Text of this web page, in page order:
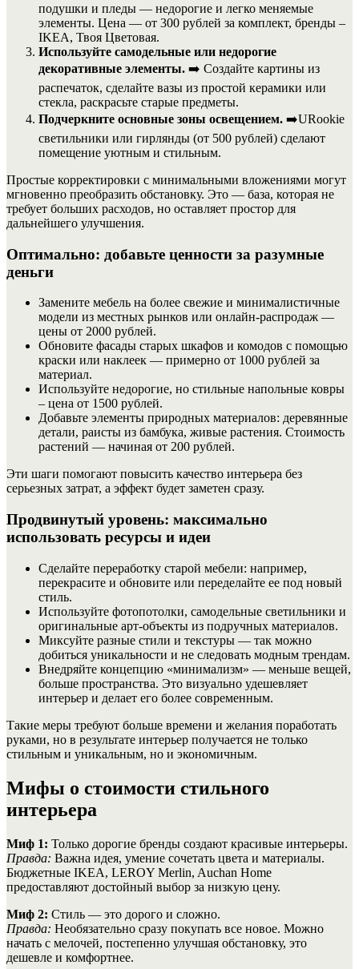
подушки и пледы — недорогие и легко меняемые
элементы. Цена — от 300 рублей за комплект, бренды –
IKEA, Твоя Цветовая.
Используйте самодельные или недорогие
декоративные элементы. ➡️ Создайте картины из
распечаток, сделайте вазы из простой керамики или
стекла, раскрасьте старые предметы.
Подчеркните основные зоны освещением. ➡️URookie
светильники или гирлянды (от 500 рублей) сделают
помещение уютным и стильным.
Простые корректировки с минимальными вложениями могут
мгновенно преобразить обстановку. Это — база, которая не
требует больших расходов, но оставляет простор для
дальнейшего улучшения.
Оптимально: добавьте ценности за разумные
деньги
Замените мебель на более свежие и минималистичные
модели из местных рынков или онлайн-распродаж —
цены от 2000 рублей.
Обновите фасады старых шкафов и комодов с помощью
краски или наклеек — примерно от 1000 рублей за
материал.
Используйте недорогие, но стильные напольные ковры
– цена от 1500 рублей.
Добавьте элементы природных материалов: деревянные
детали, раисты из бамбука, живые растения. Стоимость
растений — начиная от 200 рублей.
Эти шаги помогают повысить качество интерьера без
серьезных затрат, а эффект будет заметен сразу.
Продвинутый уровень: максимально
использовать ресурсы и идеи
Сделайте переработку старой мебели: например,
перекрасите и обновите или переделайте ее под новый
стиль.
Используйте фотопотолки, самодельные светильники и
оригинальные арт-объекты из подручных материалов.
Миксуйте разные стили и текстуры — так можно
добиться уникальности и не следовать модным трендам.
Внедряйте концепцию «минимализм» — меньше вещей,
больше пространства. Это визуально удешевляет
интерьер и делает его более современным.
Такие меры требуют больше времени и желания поработать
руками, но в результате интерьер получается не только
стильным и уникальным, но и экономичным.
Мифы о стоимости стильного
интерьера
Миф 1: Только дорогие бренды создают красивые интерьеры.
Правда: Важна идея, умение сочетать цвета и материалы.
Бюджетные IKEA, LEROY Merlin, Auchan Home
предоставляют достойный выбор за низкую цену.
Миф 2: Стиль — это дорого и сложно.
Правда: Необязательно сразу покупать все новое. Можно
начать с мелочей, постепенно улучшая обстановку, это
дешевле и комфортнее.